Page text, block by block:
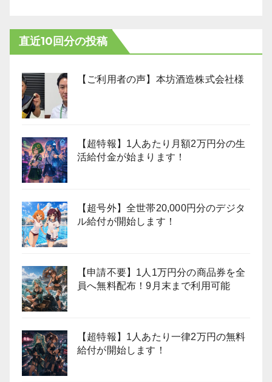
直近10回分の投稿
【ご利用者の声】本坊酒造株式会社様
【超特報】1人あたり月額2万円分の生
活給付金が始まります！
【超号外】全世帯20,000円分のデジタ
ル給付が開始します！
【申請不要】1人1万円分の商品券を全
員へ無料配布！9月末まで利用可能
【超特報】1人あたり一律2万円の無料
給付が開始します！